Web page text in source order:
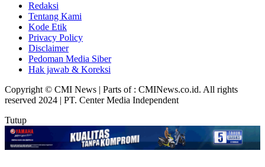
Redaksi
Tentang Kami
Kode Etik
Privacy Policy
Disclaimer
Pedoman Media Siber
Hak jawab & Koreksi
Copyright © CMI News | Parts of : CMINews.co.id. All rights
reserved 2024 | PT. Center Media Independent
Tutup